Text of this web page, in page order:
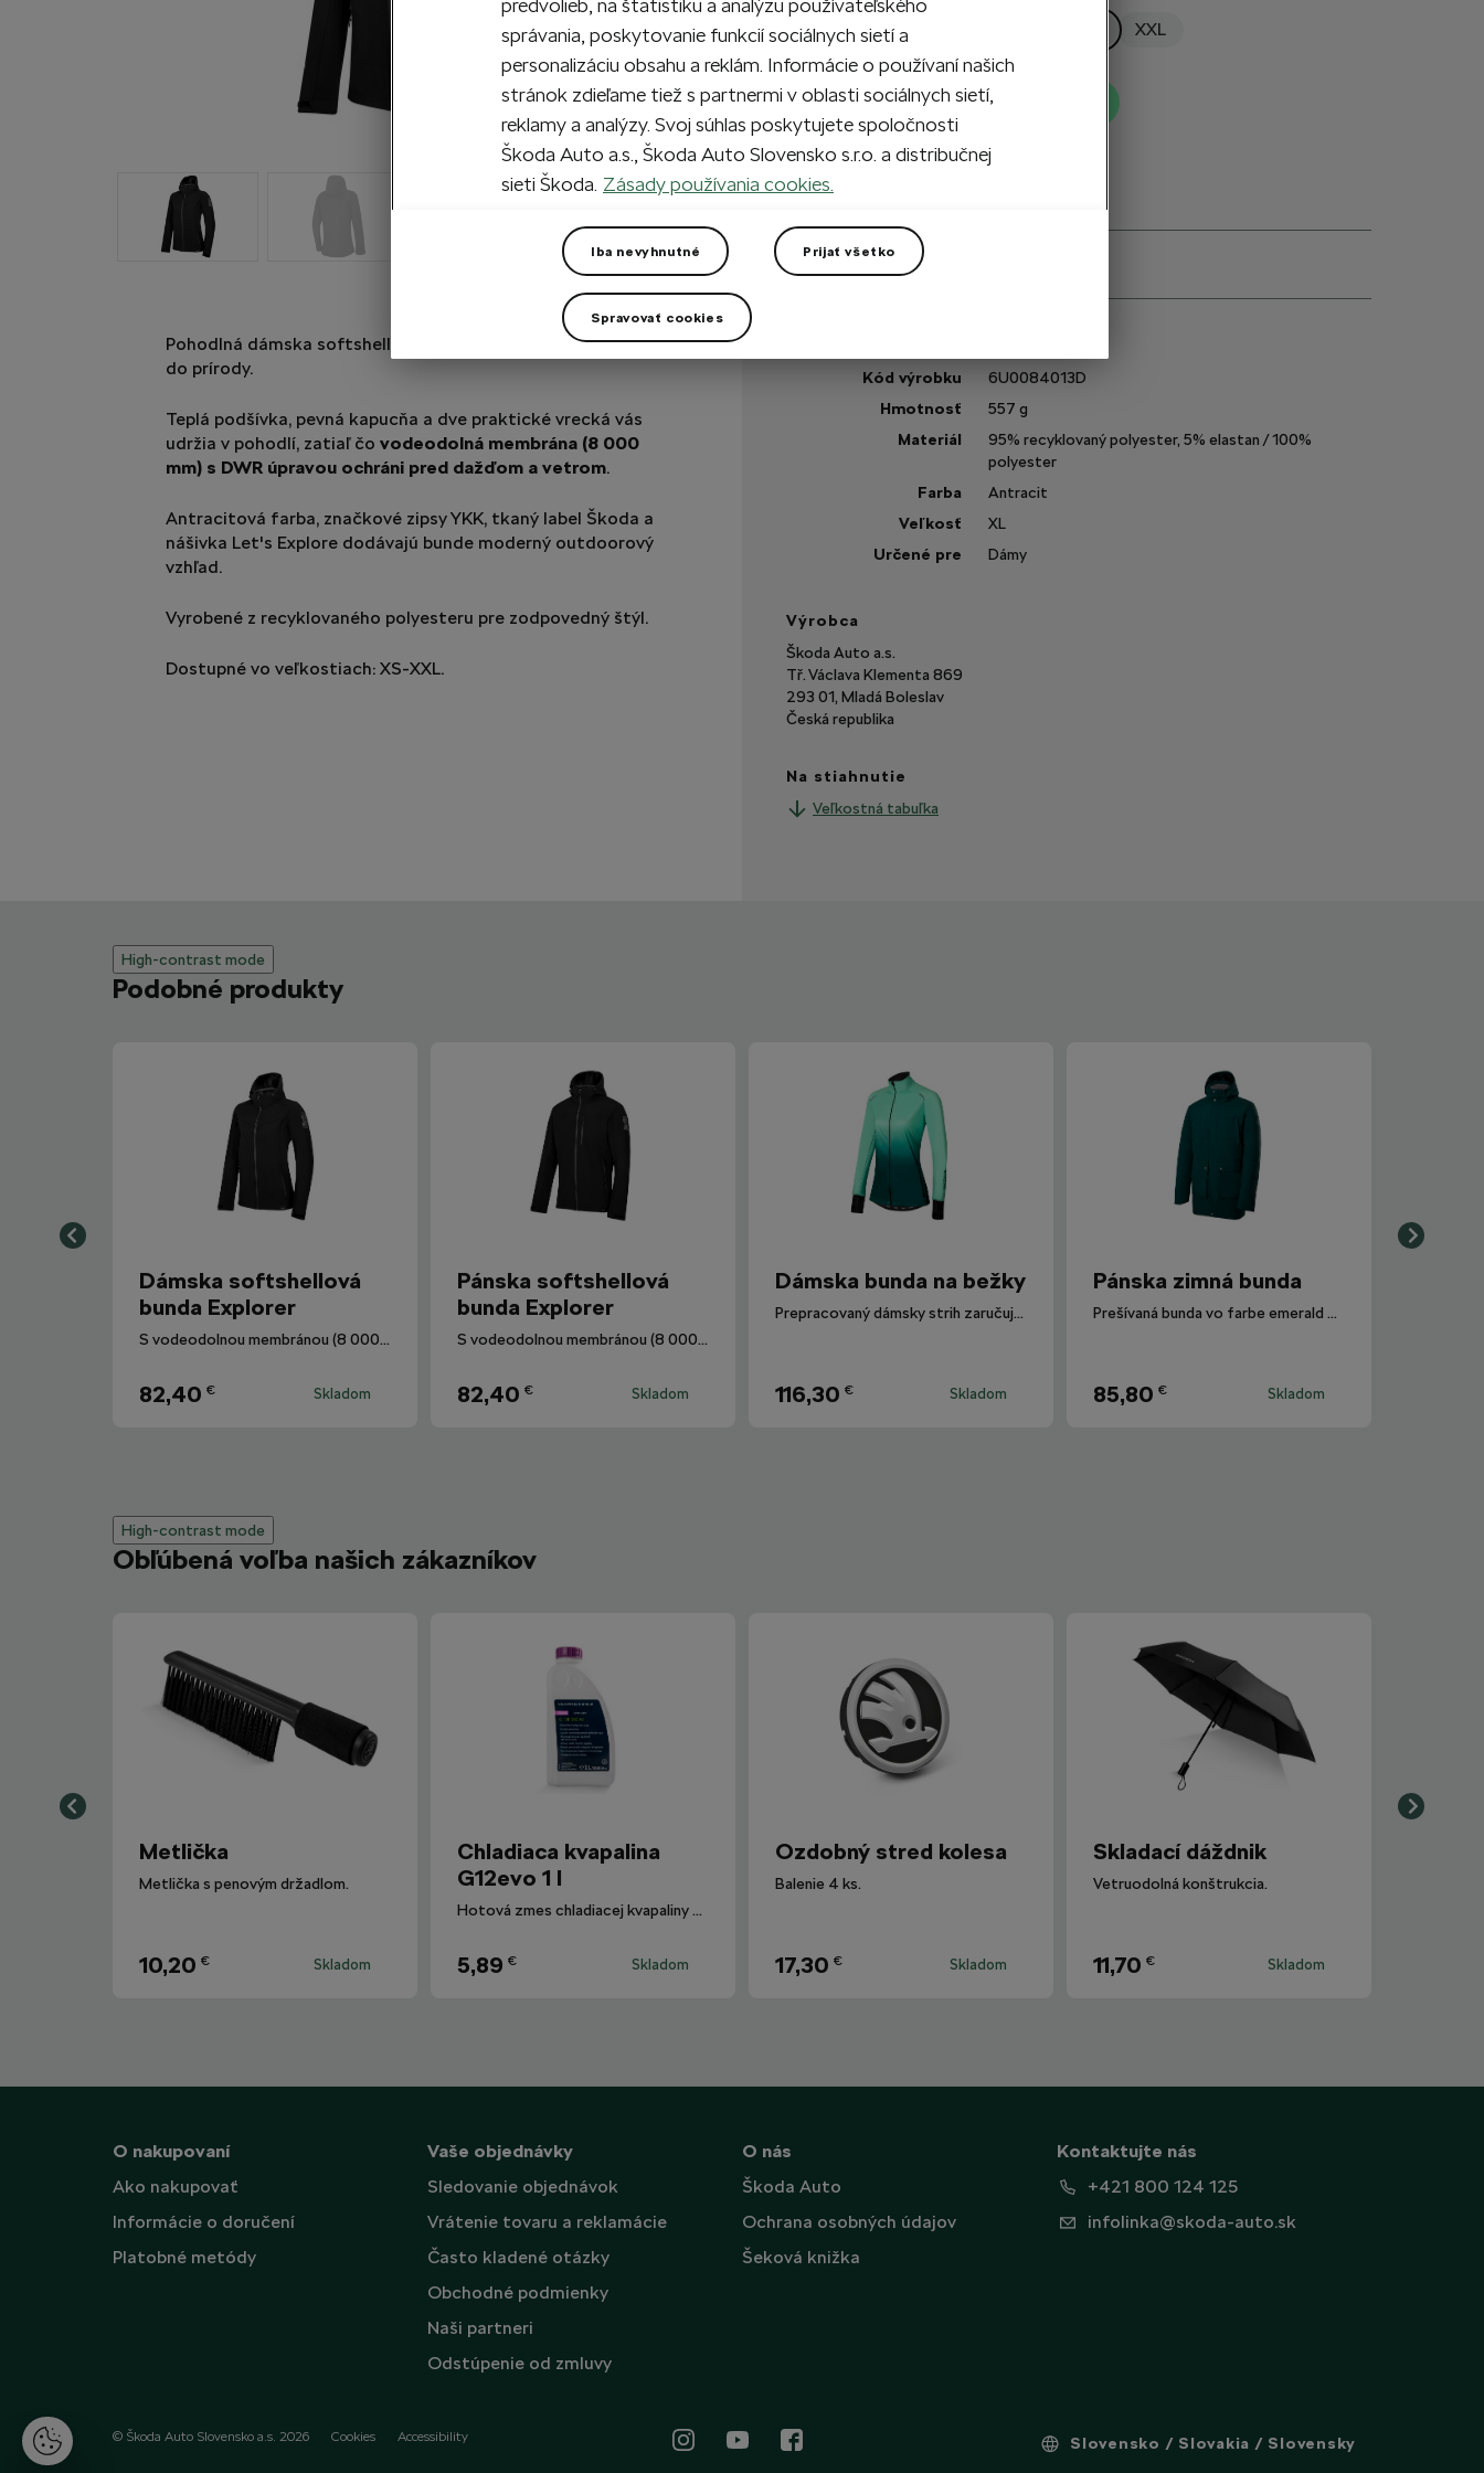
Pohodlná dámska softshellová bunda Explorer do mesta aj
do prírody.
Teplá podšívka, pevná kapucňa a dve praktické vrecká vás
udržia v pohodlí, zatiaľ čo vodeodolná membrána (8 000
mm) s DWR úpravou ochráni pred dažďom a vetrom.
Antracitová farba, značkové zipsy YKK, tkaný label Škoda a
nášivka Let's Explore dodávajú bunde moderný outdoorový
vzhľad.
Vyrobené z recyklovaného polyesteru pre zodpovedný štýl.
Dostupné vo veľkostiach: XS-XXL.
Veľkosť XS XXL
1 Pridať do košíka
Na sklade
Máte otázku?
Kód výrobku
6U0084013D
Hmotnosť
557 g
Materiál
95% recyklovaný polyester, 5% elastan / 100%
polyester
Farba
Antracit
Veľkosť
XL
Určené pre
Dámy
Výrobca
Škoda Auto a.s.
Tř. Václava Klementa 869
293 01, Mladá Boleslav
Česká republika
Na stiahnutie
Veľkostná tabuľka
High-contrast mode
Podobné produkty
Dámska softshellová
bunda Explorer
S vodeodolnou membránou (8 000 mm) s DWR úpravou.
82,40 € Skladom
Pánska softshellová
bunda Explorer
S vodeodolnou membránou (8 000 mm) s DWR úpravou.
82,40 € Skladom
Dámska bunda na bežky
Prepracovaný dámsky strih zaručuje pohodlie a dostatočný rozsah pohybu pri športe.
116,30 € Skladom
Pánska zimná bunda
Prešívaná bunda vo farbe emerald green.
85,80 € Skladom
High-contrast mode
Obľúbená voľba našich zákazníkov
Metlička
Metlička s penovým držadlom.
10,20 € Skladom
Chladiaca kvapalina
G12evo 1 l
Hotová zmes chladiacej kvapaliny G12evo pre všetky vozidlá Škoda.
5,89 € Skladom
Ozdobný stred kolesa
Balenie 4 ks.
17,30 € Skladom
Skladací dáždnik
Vetruodolná konštrukcia.
11,70 € Skladom
O nakupovaní
Ako nakupovať
Informácie o doručení
Platobné metódy
Vaše objednávky
Sledovanie objednávok
Vrátenie tovaru a reklamácie
Často kladené otázky
Obchodné podmienky
Naši partneri
Odstúpenie od zmluvy
O nás
Škoda Auto
Ochrana osobných údajov
Šeková knižka
Kontaktujte nás
+421 800 124 125
infolinka@skoda-auto.sk
© Škoda Auto Slovensko a.s. 2026 Cookies Accessibility Slovensko / Slovakia / Slovensky
S
predvolieb, na štatistiku a analýzu používateľského
správania, poskytovanie funkcií sociálnych sietí a
personalizáciu obsahu a reklám. Informácie o používaní našich
stránok zdieľame tiež s partnermi v oblasti sociálnych sietí,
reklamy a analýzy. Svoj súhlas poskytujete spoločnosti
Škoda Auto a.s., Škoda Auto Slovensko s.r.o. a distribučnej
sieti Škoda. Zásady používania cookies.
Iba nevyhnutné Prijať všetko
Spravovať cookies